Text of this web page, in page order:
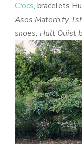
Crocs, bracelets
Asos Maternity
shoes, Hult Quist